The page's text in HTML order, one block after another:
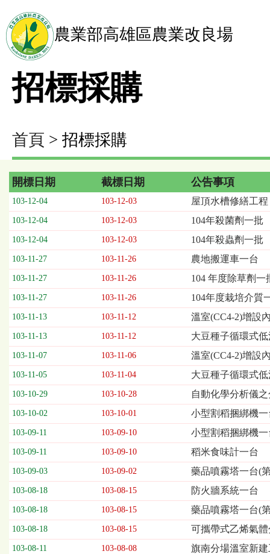
農業部高雄區農業改良場
招標採購
首頁 > 招標採購
招
標
採
購
列
表，
欄
位
依
序
開
標
期、
截
標
日
期、
公
告
事
項
開標日期 截標日期 公告事項
103-12-04 103-12-03 屋頂水槽修繕工程
103-12-04 103-12-03 104年殺菌劑一批
103-12-04 103-12-03 104年殺蟲劑一批
103-11-27 103-11-26 農地搬運車一台
103-11-27 103-11-26 104 年度除草劑一
103-11-27 103-11-26 104年度栽培介質
103-11-13 103-11-12 溫室(CC4-2)增設
103-11-13 103-11-12 大豆種子循環式
103-11-07 103-11-06 溫室(CC4-2)增設
103-11-05 103-11-04 大豆種子循環式
103-10-29 103-10-28 自動化學分析儀
103-10-02 103-10-01 小型割稻捆綁機
103-09-11 103-09-10 小型割稻捆綁機一
103-09-11 103-09-10 稻米食味計一台
103-09-03 103-09-02 藥品噴霧塔一台(
103-08-18 103-08-15 防火牆系統一台
103-08-18 103-08-15 藥品噴霧塔一台(
103-08-18 103-08-15 可攜帶式乙烯氣
103-08-11 103-08-08 旗南分場溫室新